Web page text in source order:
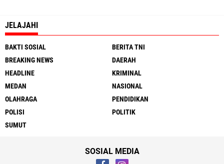
JELAJAHI
BAKTI SOSIAL
BERITA TNI
BREAKING NEWS
DAERAH
HEADLINE
KRIMINAL
MEDAN
NASIONAL
OLAHRAGA
PENDIDIKAN
POLISI
POLITIK
SUMUT
SOSIAL MEDIA